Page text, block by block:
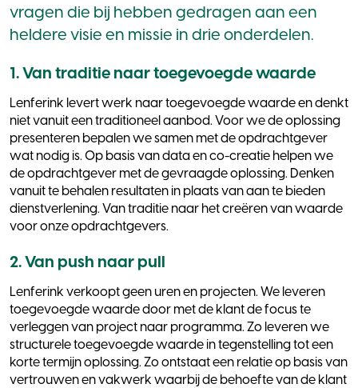
vragen die bij hebben gedragen aan een
heldere visie en missie in drie onderdelen.
1. Van traditie naar toegevoegde waarde
Lenferink levert werk naar toegevoegde waarde en denkt
niet vanuit een traditioneel aanbod. Voor we de oplossing
presenteren bepalen we samen met de opdrachtgever
wat nodig is. Op basis van data en co-creatie helpen we
de opdrachtgever met de gevraagde oplossing. Denken
vanuit te behalen resultaten in plaats van aan te bieden
dienstverlening. Van traditie naar het creëren van waarde
voor onze opdrachtgevers.
2. Van push naar pull
Lenferink verkoopt geen uren en projecten. We leveren
toegevoegde waarde door met de klant de focus te
verleggen van project naar programma. Zo leveren we
structurele toegevoegde waarde in tegenstelling tot een
korte termijn oplossing. Zo ontstaat een relatie op basis van
vertrouwen en vakwerk waarbij de behoefte van de klant